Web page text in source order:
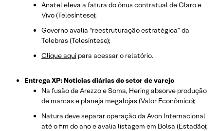
Anatel eleva a fatura do ônus contratual de Claro e
Vivo (Telesíntese);
Governo avalia “reestruturação estratégica” da
Telebras (Telesíntese);
Clique aqui para acessar o relatório.
Entrega XP: Notícias diárias do setor de varejo
Na fusão de Arezzo e Soma, Hering absorve produção
de marcas e planeja megalojas (Valor Econômico);
Natura deve separar operação da Avon Internacional
até o fim do ano e avalia listagem em Bolsa (Estadão);